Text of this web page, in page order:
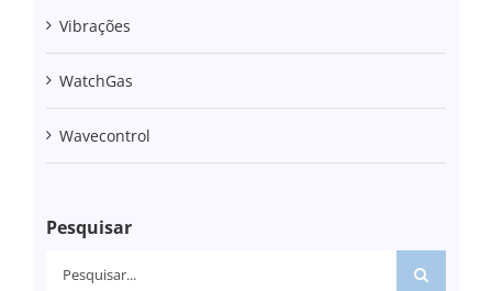
Vibrações
WatchGas
Wavecontrol
Pesquisar
Pesquisar